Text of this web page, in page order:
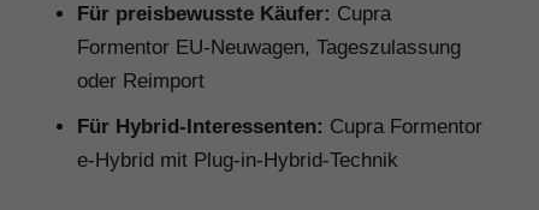
Für preisbewusste Käufer: Cupra
Formentor EU-Neuwagen, Tageszulassung
oder Reimport
Für Hybrid-Interessenten: Cupra Formentor
e-Hybrid mit Plug-in-Hybrid-Technik